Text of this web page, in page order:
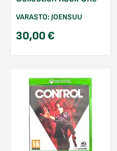
VARASTO: JOENSUU
30,00€